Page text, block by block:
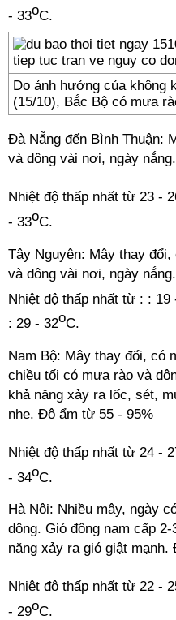
- 33oC.
Do ảnh hưởng của không
(15/10), Bắc Bộ có mưa
Đà Nẵng đến Bình Thuận:
và dông vài nơi, ngày
Nhiệt độ thấp nhất từ 23 -
- 33oC.
Tây Nguyên: Mây thay
và dông vài nơi, ngày
Nhiệt độ thấp nhất từ : : 19
: 29 - 32oC.
Nam Bộ: Mây thay đổi, có
chiều tối có mưa rào và
khả năng xảy ra lốc, sét,
nhẹ. Độ ẩm từ 55 - 95%
Nhiệt độ thấp nhất từ 24 -
- 34oC.
Hà Nội: Nhiều mây, ngày
dông. Gió đông nam cấp
năng xảy ra gió giật
Nhiệt độ thấp nhất từ 22 -
- 29oC.